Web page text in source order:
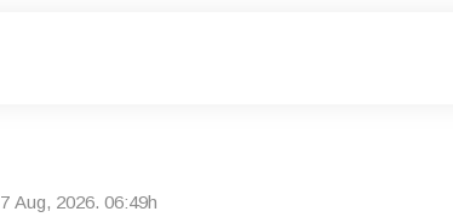
7 Aug, 2026. 06:49h